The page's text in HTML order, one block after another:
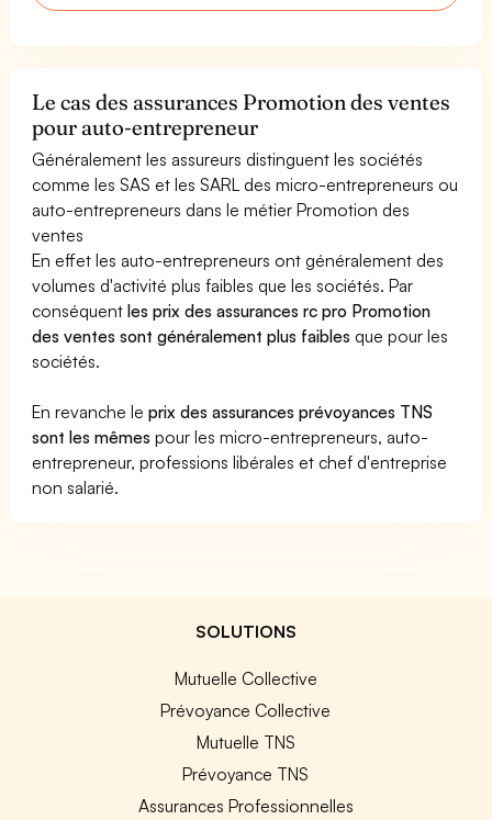
Le cas des assurances Promotion des ventes
pour auto-entrepreneur
Généralement les assureurs distinguent les sociétés
comme les SAS et les SARL des micro-entrepreneurs ou
auto-entrepreneurs dans le métier Promotion des
ventes
En effet les auto-entrepreneurs ont généralement des
volumes d'activité plus faibles que les sociétés. Par
conséquentles prix des assurances rc pro Promotion
des ventes sont généralement plus faibles que pour les
sociétés.
En revanche leprix des assurances prévoyances TNS
sont les mêmes pour les micro-entrepreneurs, auto-
entrepreneur, professions libérales et chef d'entreprise
non salarié.
SOLUTIONS
Mutuelle Collective
Prévoyance Collective
Mutuelle TNS
Prévoyance TNS
Assurances Professionnelles